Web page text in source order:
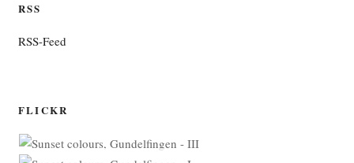
RSS
RSS-Feed
FLICKR